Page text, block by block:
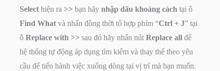
Select hiện ra >> bạn hãy nhập dấu khoảng cách tại ô
Find What và nhấn đồng thời tổ hợp phím “Ctrl + J” tại
ô Replace with >> sau đó hãy nhấn nútReplace all để
hệ thống tự động áp dụng tìm kiếm và thay thế theo yêu
cầu để tiến hành việc xuống dòng tại vị trí mà bạn muốn.